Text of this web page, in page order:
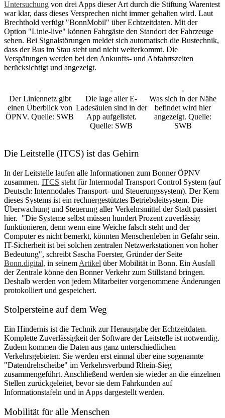
Untersuchung von drei Apps dieser Art durch die Stiftung Warentest
war klar, dass dieses Versprechen nicht immer gehalten wird. Laut
Brechthold verfügt "BonnMobil" über Echtzeitdaten. Mit der
Option "Linie-live" können Fahrgäste den Standort der Fahrzeuge
sehen. Bei Signalstörungen meldet sich automatisch die Bustechnik,
dass der Bus im Stau steht und nicht weiterkommt. Die
Verspätungen werden bei den Ankunfts- und Abfahrtszeiten
berücksichtigt und angezeigt.
Der Liniennetz gibt
einen Überblick von
ÖPNV. Quelle: SWB
Die lage aller E-
Ladesäulen sind in der
App aufgelistet.
Quelle: SWB
Was sich in der Nähe
befindet wird hier
angezeigt. Quelle:
SWB
Die Leitstelle (ITCS) ist das Gehirn
In der Leitstelle laufen alle Informationen zum Bonner ÖPNV
zusammen. ITCS steht für Intermodal Transport Control System (auf
Deutsch: Intermodales Transport- und Steuerungssystem). Der Kern
dieses Systems ist ein rechnergestütztes Betriebsleitsystem. Die
Überwachung und Steuerung aller Verkehrsmittel der Stadt passiert
hier. "Die Systeme selbst müssen hundert Prozent zuverlässig
funktionieren, denn wenn eine Weiche falsch steht und der
Computer es nicht bemerkt, könnten Menschenleben in Gefahr sein.
IT-Sicherheit ist bei solchen zentralen Netzwerkstationen von hoher
Bedeutung", schreibt Sascha Foerster, Gründer der Seite
Bonn.digital, in seinem Artikel über Mobilität in Bonn. Ein Ausfall
der Zentrale könne den Bonner Verkehr zum Stillstand bringen.
Deshalb werden von jedem Mitarbeiter vorgenommene Änderungen
protokolliert und gespeichert.
Stolpersteine auf dem Weg
Ein Hindernis ist die Technik zur Herausgabe der Echtzeitdaten.
Komplette Zuverlässigkeit der Software der Leitstelle ist notwendig.
Zudem kommen die Daten aus ganz unterschiedlichen
Verkehrsgebieten. Sie werden erst einmal über eine sogenannte
"Datendrehscheibe" im Verkehrsverbund Rhein-Sieg
zusammengeführt. Anschließend werden sie wieder an die einzelnen
Stellen zurückgeleitet, bevor sie dem Fahrkunden auf
Informationstafeln und in Apps dargestellt werden.
Mobilität für alle Menschen